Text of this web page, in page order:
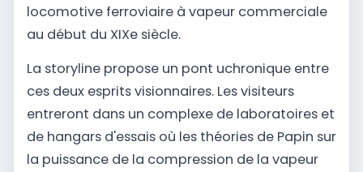
locomotive ferroviaire à vapeur commerciale
au début du XIXe siècle.
La storyline propose un pont uchronique entre
ces deux esprits visionnaires. Les visiteurs
entreront dans un complexe de laboratoires et
de hangars d'essais où les théories de Papin sur
la puissance de la compression de la vapeur